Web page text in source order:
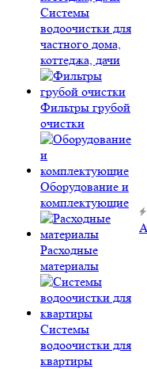
Системы
водоочистки для
частного дома,
коттеджа, дачи
Фильтры грубой
очистки
Оборудование и
комплектующие
Расходные
материалы
Системы
водоочистки для
квартиры